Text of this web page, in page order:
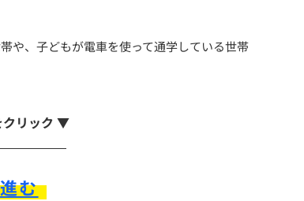
や、子どもが電車を使って通学している世帯
クリック ▼
む